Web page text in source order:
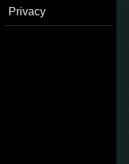
Privacy